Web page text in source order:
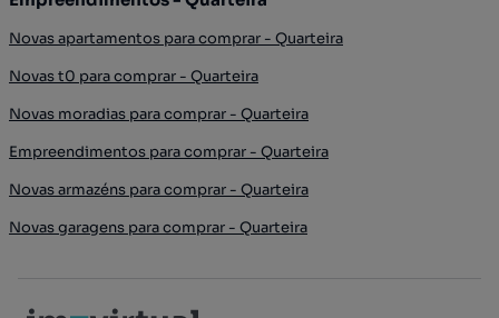
Novas apartamentos para comprar - Quarteira
Novas t0 para comprar - Quarteira
Novas moradias para comprar - Quarteira
Empreendimentos para comprar - Quarteira
Novas armazéns para comprar - Quarteira
Novas garagens para comprar - Quarteira